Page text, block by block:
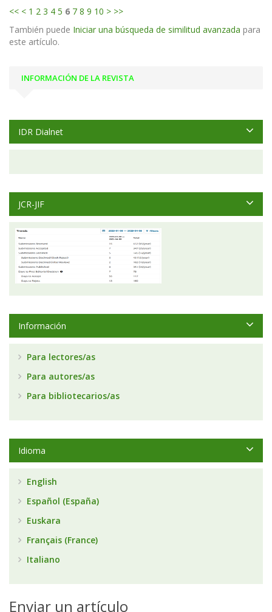
<< < 1 2 3 4 5 6 7 8 9 10 > >>
También puede Iniciar una búsqueda de similitud avanzada para
este artículo.
INFORMACIÓN DE LA REVISTA
IDR Dialnet
JCR-JIF
Información
Para lectores/as
Para autores/as
Para bibliotecarios/as
Idioma
English
Español (España)
Euskara
Français (France)
Italiano
Enviar un artículo